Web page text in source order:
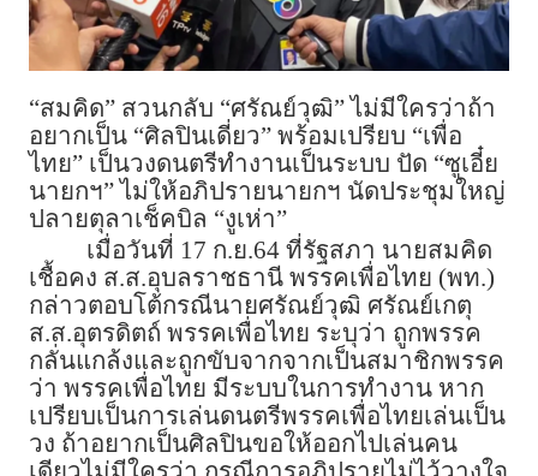
“สมคิด” สวนกลับ “ศรัณย์วุฒิ” ไม่มีใครว่าถ้า
อยากเป็น “ศิลปินเดี่ยว” พร้อมเปรียบ “เพื่อ
ไทย” เป็นวงดนตรีทำงานเป็นระบบ ปัด “ซูเอี๋ย
นายกฯ” ไม่ให้อภิปรายนายกฯ นัดประชุมใหญ่
ปลายตุลาเช็คบิล “งูเห่า”
เมื่อวันที่ 17 ก.ย.64 ที่รัฐสภา นายสมคิด
เชื้อคง ส.ส.อุบลราชธานี พรรคเพื่อไทย (พท.)
กล่าวตอบโต้กรณีนายศรัณย์วุฒิ ศรัณย์เกตุ
ส.ส.อุตรดิตถ์ พรรคเพื่อไทย ระบุว่า ถูกพรรค
กลั่นแกล้งและถูกขับจากจากเป็นสมาชิกพรรค
ว่า พรรคเพื่อไทย มีระบบในการทำงาน หาก
เปรียบเป็นการเล่นดนตรีพรรคเพื่อไทยเล่นเป็น
วง ถ้าอยากเป็นศิลปินขอให้ออกไปเล่นคน